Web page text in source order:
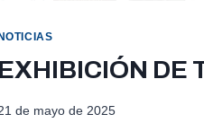
NOTICIAS
EXHIBICIÓN DE
de mayo de 2025